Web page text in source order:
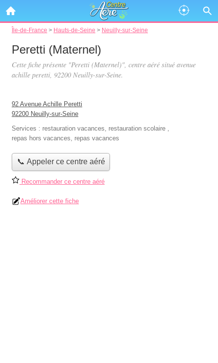
Île-de-France > Hauts-de-Seine > Neuilly-sur-Seine
Peretti (Maternel)
Cette fiche présente "Peretti (Maternel)", centre aéré situé avenue
achille peretti, 92200 Neuilly-sur-Seine.
92 Avenue Achille Peretti
92200 Neuilly-sur-Seine
Services : restauration vacances, restauration scolaire ,
repas hors vacances, repas vacances
📞 Appeler ce centre aéré
Recommander ce centre aéré
Améliorer cette fiche